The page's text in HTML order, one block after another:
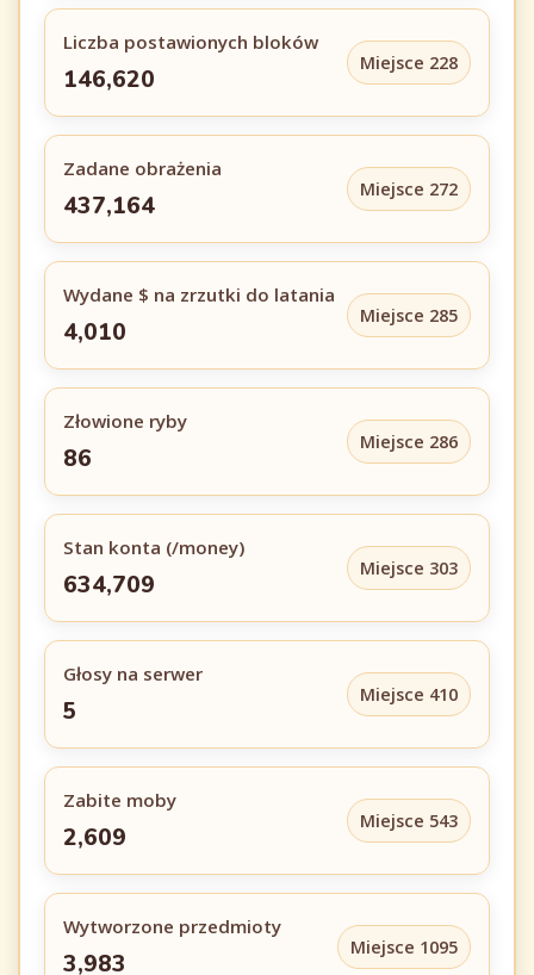
Liczba postawionych bloków
146,620
Miejsce 228
Zadane obrażenia
437,164
Miejsce 272
Wydane $ na zrzutki do latania
4,010
Miejsce 285
Złowione ryby
86
Miejsce 286
Stan konta (/money)
634,709
Miejsce 303
Głosy na serwer
5
Miejsce 410
Zabite moby
2,609
Miejsce 543
Wytworzone przedmioty
3,983
Miejsce 1095